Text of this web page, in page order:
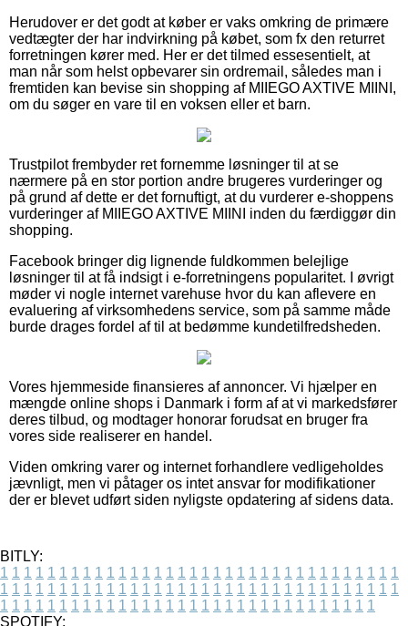
Herudover er det godt at køber er vaks omkring de primære
vedtægter der har indvirkning på købet, som fx den returret
forretningen kører med. Her er det tilmed essesentielt, at
man når som helst opbevarer sin ordremail, således man i
fremtiden kan bevise sin shopping af MIIEGO AXTIVE MIINI,
om du søger en vare til en voksen eller et barn.
Trustpilot frembyder ret fornemme løsninger til at se
nærmere på en stor portion andre brugeres vurderinger og
på grund af dette er det fornuftigt, at du vurderer e-shoppens
vurderinger af MIIEGO AXTIVE MIINI inden du færdiggør din
shopping.
Facebook bringer dig lignende fuldkommen belejlige
løsninger til at få indsigt i e-forretningens popularitet. I øvrigt
møder vi nogle internet varehuse hvor du kan aflevere en
evaluering af virksomhedens service, som på samme måde
burde drages fordel af til at bedømme kundetilfredsheden.
Vores hjemmeside finansieres af annoncer. Vi hjælper en
mængde online shops i Danmark i form af at vi markedsfører
deres tilbud, og modtager honorar forudsat en bruger fra
vores side realiserer en handel.
Viden omkring varer og internet forhandlere vedligeholdes
jævnligt, men vi påtager os intet ansvar for modifikationer
der er blevet udført siden nyligste opdatering af sidens data.
BITLY:
1 1 1 1 1 1 1 1 1 1 1 1 1 1 1 1 1 1 1 1 1 1 1 1 1 1 1 1 1 1 1 1 1 1
1 1 1 1 1 1 1 1 1 1 1 1 1 1 1 1 1 1 1 1 1 1 1 1 1 1 1 1 1 1 1 1 1 1
1 1 1 1 1 1 1 1 1 1 1 1 1 1 1 1 1 1 1 1 1 1 1 1 1 1 1 1 1 1 1 1
SPOTIFY: